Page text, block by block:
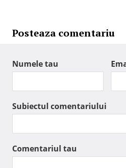
Posteaza comentariu
Numele tau
Subiectul comentariului
Comentariul tau